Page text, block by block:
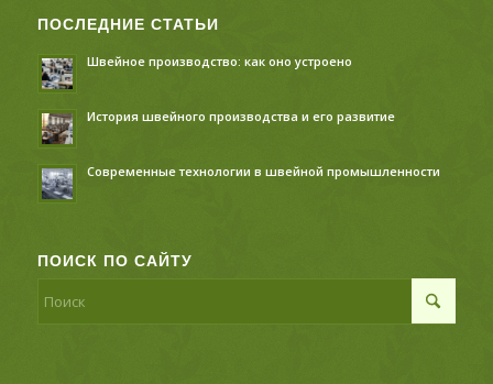
ПОСЛЕДНИЕ СТАТЬИ
Швейное производство: как оно устроено
История швейного производства и его развитие
Современные технологии в швейной промышленности
ПОИСК ПО САЙТУ